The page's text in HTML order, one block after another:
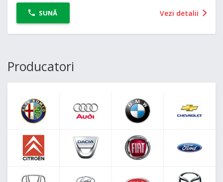
SUNĂ Vezi detalii
Producatori